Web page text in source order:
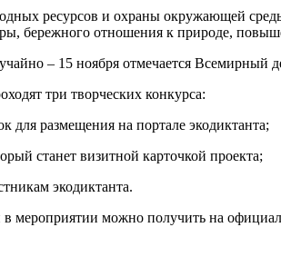
ресурсов и охраны окружающей
бережного отношения к природе,
– 15 ноября отмечается Всемирный
три творческих конкурса:
для размещения на портале экодиктанта;
станет визитной карточкой проекта;
экодиктанта.
мероприятии можно получить на